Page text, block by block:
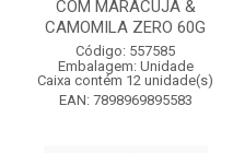
COM MARACUJA &
CAMOMILA ZERO 60G
Código: 557585
Embalagem: Unidade
Caixa contém 12 unidade(s)
EAN: 7898969895583